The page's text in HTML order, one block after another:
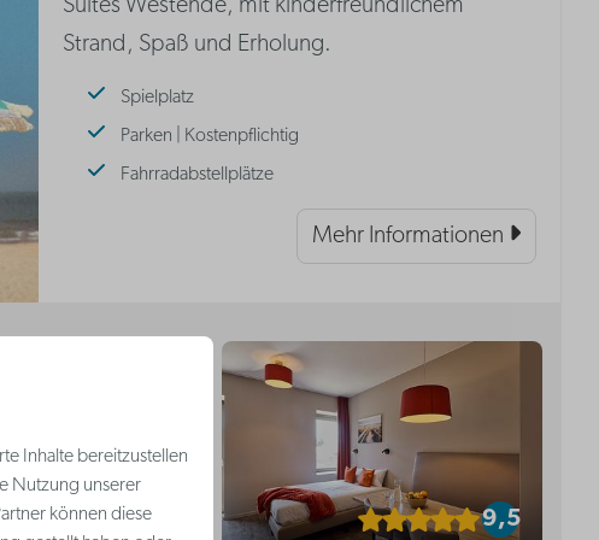
Suites Westende, mit kinderfreundlichem
Strand, Spaß und Erholung.
Spielplatz
Parken | Kostenpflichtig
Fahrradabstellplätze
Mehr Informationen
9,5
Inhalte bereitzustellen
Nutzung unserer
können diese